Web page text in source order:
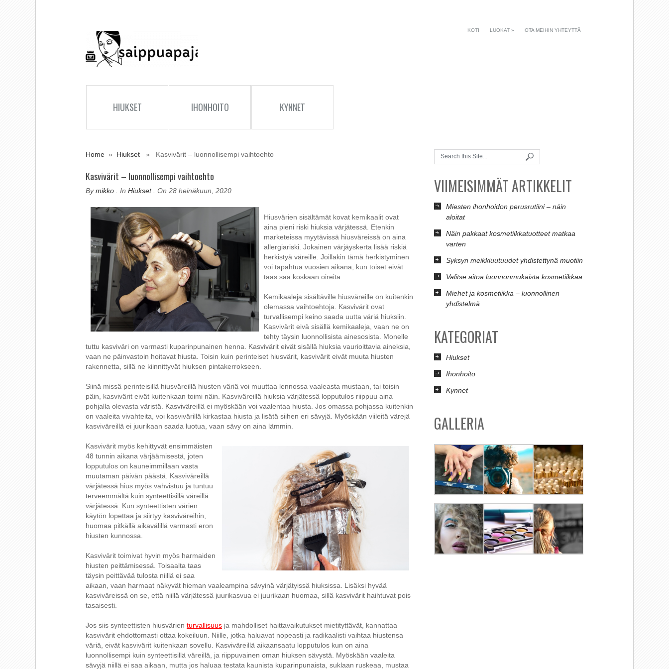
KOTI LUOKAT » OTA MEIHIN YHTEYTTÄ
HIUKSET IHONHOITO KYNNET
Home » Hiukset » Kasvivärit – luonnollisempi vaihtoehto
Kasvivärit – luonnollisempi vaihtoehto
Bymikko . In Hiukset . On 28 heinäkuun, 2020
Hiusvärien sisältämät kovat kemikaalit ovat
aina pieni riski hiuksia värjätessä. Etenkin
marketeissa myytävissä hiusväreissä on aina
allergiariski. Jokainen värjäyskerta lisää riskiä
herkistyä väreille. Joillakin tämä herkistyminen
voi tapahtua vuosien aikana, kun toiset eivät
taas saa koskaan oireita.
Kemikaaleja sisältäville hiusväreille on kuitenkin
olemassa vaihtoehtoja. Kasvivärit ovat
turvallisempi keino saada uutta väriä hiuksiin.
Kasvivärit eivä sisällä kemikaaleja, vaan ne on
tehty täysin luonnollisista ainesosista. Monelle
tuttu kasviväri on varmasti kuparinpunainen henna. Kasvivärit eivät sisällä hiuksia vaurioittavia aineksia,
vaan ne päinvastoin hoitavat hiusta. Toisin kuin perinteiset hiusvärit, kasvivärit eivät muuta hiusten
rakennetta, sillä ne kiinnittyvät hiuksen pintakerrokseen.
Siinä missä perinteisillä hiusväreillä hiusten väriä voi muuttaa lennossa vaaleasta mustaan, tai toisin
päin, kasvivärit eivät kuitenkaan toimi näin. Kasviväreillä hiuksia värjätessä lopputulos riippuu aina
pohjalla olevasta väristä. Kasviväreillä ei myöskään voi vaalentaa hiusta. Jos omassa pohjassa kuitenkin
on vaaleita vivahteita, voi kasvivärillä kirkastaa hiusta ja lisätä siihen eri sävyjä. Myöskään viileitä värejä
kasviväreillä ei juurikaan saada luotua, vaan sävy on aina lämmin.
Kasvivärit myös kehittyvät ensimmäisten
48 tunnin aikana värjäämisestä, joten
lopputulos on kauneimmillaan vasta
muutaman päivän päästä. Kasviväreillä
värjätessä hius myös vahvistuu ja tuntuu
terveemmältä kuin synteettisillä väreillä
värjätessä. Kun synteettisten värien
käytön lopettaa ja siirtyy kasviväreihin,
huomaa pitkällä aikavälillä varmasti eron
hiusten kunnossa.
Kasvivärit toimivat hyvin myös harmaiden
hiusten peittämisessä. Toisaalta taas
täysin peittävää tulosta niillä ei saa
aikaan, vaan harmaat näkyvät hieman vaaleampina sävyinä värjätyissä hiuksissa. Lisäksi hyvää
kasviväreissä on se, että niillä värjätessä juurikasvua ei juurikaan huomaa, sillä kasvivärit haihtuvat pois
tasaisesti.
Jos siis synteettisten hiusvärien turvallisuus ja mahdolliset haittavaikutukset mietityttävät, kannattaa
kasvivärit ehdottomasti ottaa kokeiluun. Niille, jotka haluavat nopeasti ja radikaalisti vaihtaa hiustensa
väriä, eivät kasvivärit kuitenkaan sovellu. Kasviväreillä aikaansaatu lopputulos kun on aina
luonnollisempi kuin synteettisillä väreillä, ja riippuvainen oman hiuksen sävystä. Myöskään vaaleita
sävyjä niillä ei saa aikaan, mutta jos haluaa testata kaunista kuparinpunaista, suklaan ruskeaa, mustaa
VIIMEISIMMÄT ARTIKKELIT
Miesten ihonhoidon perusrutiini – näin
aloitat
Näin pakkaat kosmetiikkatuotteet matkaa
varten
Syksyn meikkiuutuudet yhdistettynä muotiin
Valitse aitoa luonnonmukaista kosmetiikkaa
Miehet ja kosmetiikka – luonnollinen
yhdistelmä
KATEGORIAT
Hiukset
Ihonhoito
Kynnet
GALLERIA